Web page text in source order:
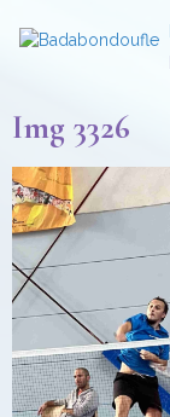
Img 3326